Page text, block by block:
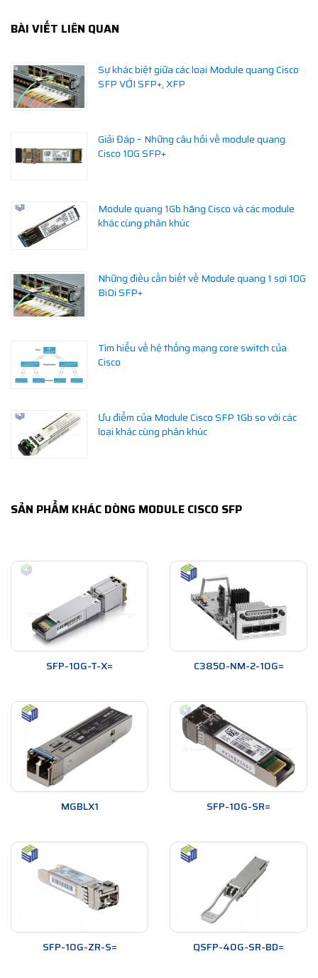
BÀI VIẾT LIÊN QUAN
Sự khác biệt giữa các loại Module quang Cisco
SFP VỚI SFP+, XFP
Giải Đáp – Những câu hỏi về module quang
Cisco 10G SFP+
Module quang 1Gb hãng Cisco và các module
khác cùng phân khúc
Những điều cần biết về Module quang 1 sợi 10G
BiDi SFP+
Tìm hiểu về hệ thống mạng core switch của
Cisco
Ưu điểm của Module Cisco SFP 1Gb so với các
loại khác cùng phân khúc
SẢN PHẨM KHÁC DÒNG MODULE CISCO SFP
SFP-10G-T-X= C3850-NM-2-10G=
MGBLX1 SFP-10G-SR=
SFP-10G-ZR-S= QSFP-40G-SR-BD=